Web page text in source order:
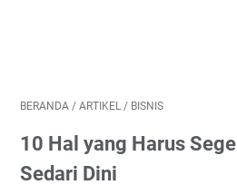
BERANDA / ARTIKEL / BISNIS
10 Hal yang Harus
Sedari Dini